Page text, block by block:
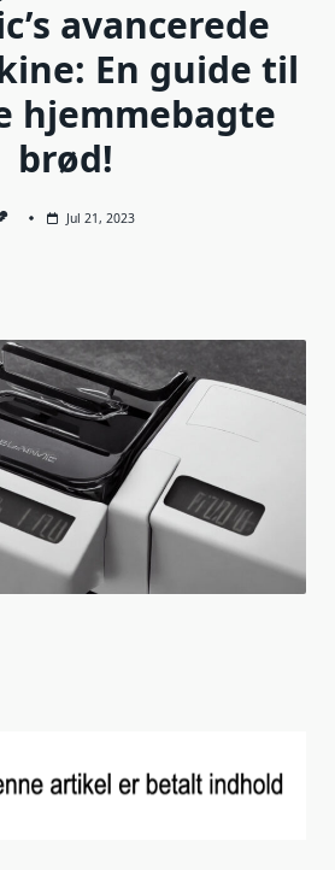
avancerede
En guide til
hjemmebagte
brød!
Jul 21, 2023